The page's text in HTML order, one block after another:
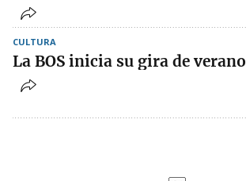
CULTURA
La BOS inicia su gira de verano